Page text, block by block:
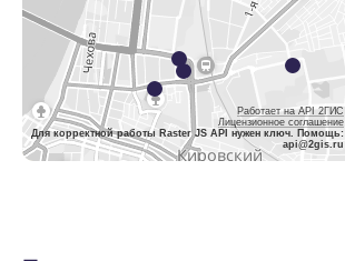
Работает на API 2ГИС
Лицензионное соглашение
Для корректной работы Raster JS API нужен ключ. Помощь:
api@2gis.ru